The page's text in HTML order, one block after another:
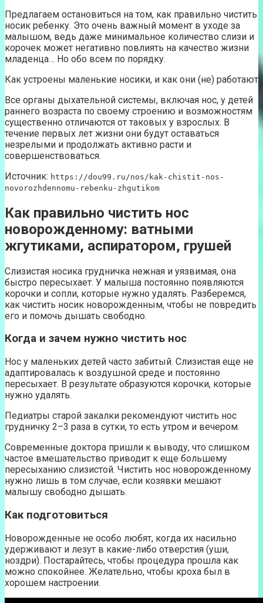
Предлагаем остановиться на том, как правильно чистить
носик ребенку. Это очень важный момент в уходе за
малышом, ведь даже минимальное количество слизи и
корочек может негативно повлиять на качество жизни
младенца… Но обо всем по порядку.
Как устроены маленькие носики, и как они (не) работают
Все органы дыхательной системы, включая нос, у детей
раннего возраста по своему строению и возможностям
существенно отличаются от таковых у взрослых. В
течение первых лет жизни они будут оставаться
незрелыми и продолжать активно расти и
совершенствоваться.
Источник: https://dou99.ru/nos/kak-chistit-nos-
novorozhdennomu-rebenku-zhgutikom
Как правильно чистить нос
новорожденному: ватными
жгутиками, аспиратором, грушей
Слизистая носика грудничка нежная и уязвимая, она
быстро пересыхает. У малыша постоянно появляются
корочки и сопли, которые нужно удалять. Разберемся,
как чистить носик новорожденным, чтобы не повредить
его и помочь дышать свободно.
Когда и зачем нужно чистить нос
Нос у маленьких детей часто забитый. Слизистая еще не
адаптировалась к воздушной среде и постоянно
пересыхает. В результате образуются корочки, которые
нужно удалять.
Педиатры старой закалки рекомендуют чистить нос
грудничку 2–3 раза в сутки, то есть утром и вечером.
Современные доктора пришли к выводу, что слишком
частое вмешательство приводит к еще большему
пересыханию слизистой. Чистить нос новорожденному
нужно лишь в том случае, если козявки мешают
малышу свободно дышать.
Как подготовиться
Новорожденные не особо любят, когда их насильно
удерживают и лезут в какие-либо отверстия (уши,
ноздри). Постарайтесь, чтобы процедура прошла как
можно спокойнее. Желательно, чтобы кроха был в
хорошем настроении.